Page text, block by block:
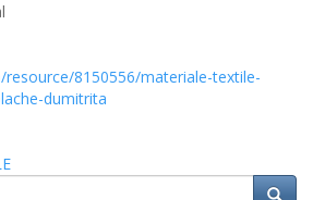
8150556/materiale-textile-
dumitrita